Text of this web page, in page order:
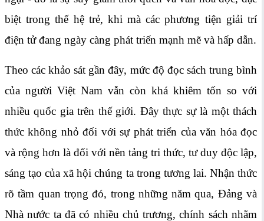
biệt trong thế hệ trẻ, khi mà các phương tiện giải trí
điện tử đang ngày càng phát triến mạnh mẽ và hấp dẫn.
Theo các khảo sát gần đây, mức độ đọc sách trung bình
của người Việt Nam vẫn còn khá khiêm tốn so với
nhiều quốc gia trên thế giới. Đây thực sự là một thách
thức không nhỏ đối với sự phát triển của văn hóa đọc
và rộng hơn là đối với nền tảng tri thức, tư duy độc lập,
sáng tạo của xã hội chúng ta trong tương lai. Nhận thức
rõ tầm quan trọng đó, trong những năm qua, Đảng và
Nhà nước ta đã có nhiều chủ trương, chính sách nhằm